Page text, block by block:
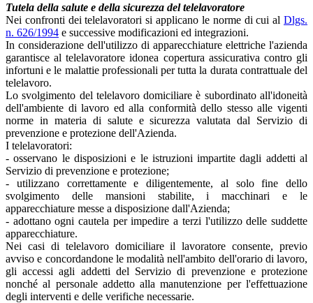
Tutela della salute e della sicurezza del telelavoratore
Nei confronti dei telelavoratori si applicano le norme di cui al Dlgs.
n. 626/1994 e successive modificazioni ed integrazioni.
In considerazione dell'utilizzo di apparecchiature elettriche l'azienda
garantisce al telelavoratore idonea copertura assicurativa contro gli
infortuni e le malattie professionali per tutta la durata contrattuale del
telelavoro.
Lo svolgimento del telelavoro domiciliare è subordinato all'idoneità
dell'ambiente di lavoro ed alla conformità dello stesso alle vigenti
norme in materia di salute e sicurezza valutata dal Servizio di
prevenzione e protezione dell'Azienda.
I telelavoratori:
- osservano le disposizioni e le istruzioni impartite dagli addetti al
Servizio di prevenzione e protezione;
- utilizzano correttamente e diligentemente, al solo fine dello
svolgimento delle mansioni stabilite, i macchinari e le
apparecchiature messe a disposizione dall'Azienda;
- adottano ogni cautela per impedire a terzi l'utilizzo delle suddette
apparecchiature.
Nei casi di telelavoro domiciliare il lavoratore consente, previo
avviso e concordandone le modalità nell'ambito dell'orario di lavoro,
gli accessi agli addetti del Servizio di prevenzione e protezione
nonché al personale addetto alla manutenzione per l'effettuazione
degli interventi e delle verifiche necessarie.